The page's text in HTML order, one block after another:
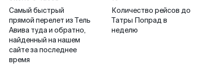
Самый быстрый
прямой перелет из Тель
Авива туда и обратно,
найденный на нашем
сайте за последнее
время
Количество рейсов до
Татры Попрад в
неделю